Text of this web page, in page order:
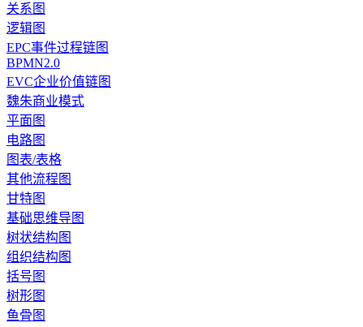
关系图
逻辑图
EPC事件过程链图
BPMN2.0
EVC企业价值链图
魏朱商业模式
平面图
电路图
图表/表格
其他流程图
甘特图
基础思维导图
树状结构图
组织结构图
括号图
树形图
鱼骨图